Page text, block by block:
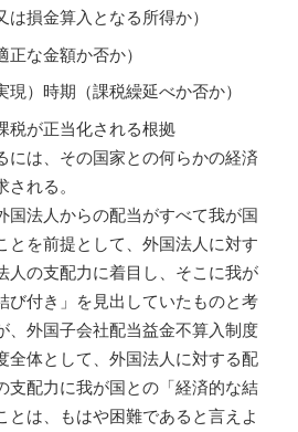
損金算入となる所得か）
な金額か否か）
）時期（課税繰延べか否か）
が正当化される根拠
は、その国家との何らかの経済
れる。
法人からの配当がすべて我が国
とを前提として、外国法人に対す
人の支配力に着目し、そこに我が
び付き」を見出していたものと考
、外国子会社配当益金不算入制度
全体として、外国法人に対する配
支配力に我が国との「経済的な結
とは、もはや困難であると言えよ